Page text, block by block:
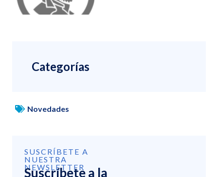
Categorías
Novedades
SUSCRÍBETE A
NUESTRA
NEWSLETTER
Suscríbete a la